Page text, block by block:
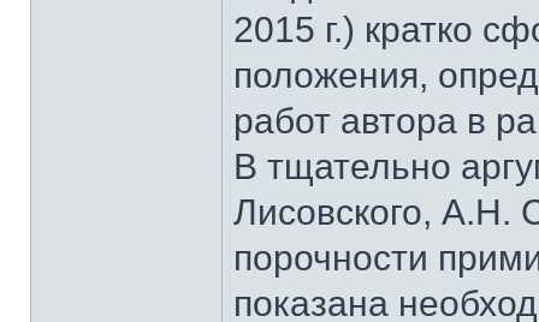
2015 г.) кратко
положения,
работ автора в
В тщательно
Лисовского,
порочности
показана